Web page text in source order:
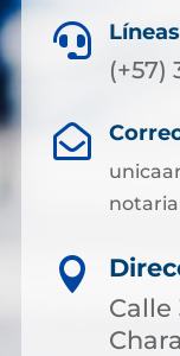

(+57)


Calle